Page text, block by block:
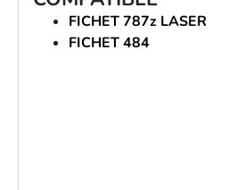
FICHET 787z LASER
FICHET 484